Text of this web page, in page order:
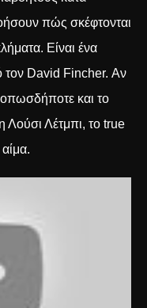
πώς σκέφτονται
Είναι ένα
τον David Fincher. Αν
οπωσδήποτε και το
Λούσι Λέτμπι, το true
.